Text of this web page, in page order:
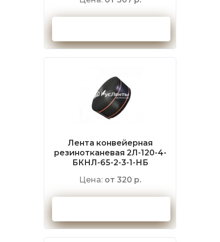
Лента конвейерная
резинотканевая 2Л-120-4-
БКНЛ-65-2-3-1-НБ
Цена: от 320 р.